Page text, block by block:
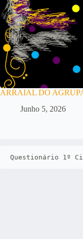
ARRAIAL DO
Junho 5, 2026
Questionário 1º